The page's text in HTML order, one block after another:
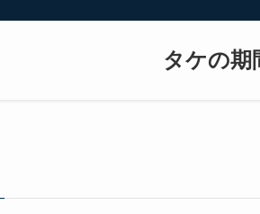
タケの期